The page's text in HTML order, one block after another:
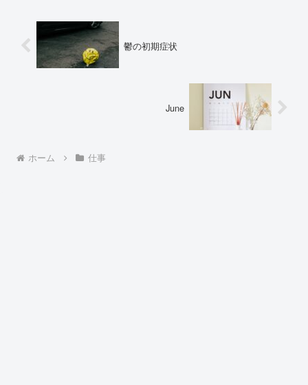
鬱の初期症状
June
ホーム 仕事